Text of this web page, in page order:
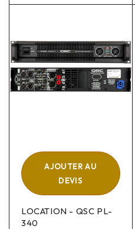
AJOUTER AU
DEVIS
LOCATION - QSC PL-
340